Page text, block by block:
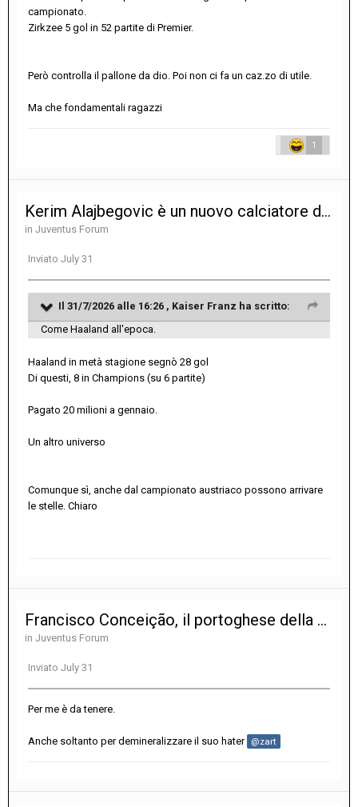
campionato.
Zirkzee 5 gol in 52 partite di Premier.
Però controlla il pallone da dio. Poi non ci fa un caz.zo di utile.
Ma che fondamentali ragazzi
1
Kerim Alajbegovic è un nuovo calciatore della Juventus
in Juventus Forum
Inviato July 31
Il 31/7/2026 alle 16:26 , Kaiser Franz ha scritto:
Come Haaland all'epoca.
Haaland in metà stagione segnò 28 gol
Di questi, 8 in Champions (su 6 partite)
Pagato 20 milioni a gennaio.
Un altro universo
Comunque sì, anche dal campionato austriaco possono arrivare
le stelle. Chiaro
Francisco Conceição, il portoghese della Juventus
in Juventus Forum
Inviato July 31
Per me è da tenere.
Anche soltanto per demineralizzare il suo hater @zart